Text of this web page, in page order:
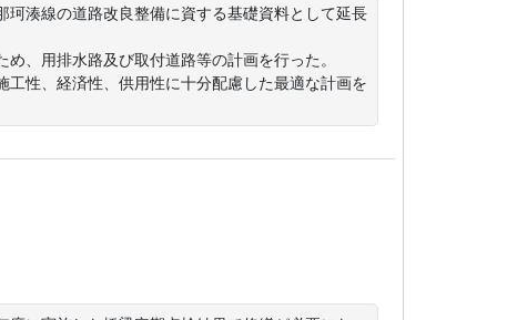
湊線の道路改良整備に資する基礎資料として延長
、用排水路及び取付道路等の計画を行った。
性、経済性、供用性に十分配慮した最適な計画を